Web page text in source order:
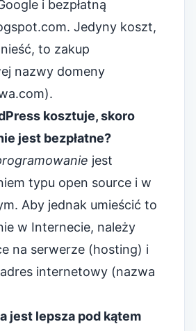
i bezpłatną
Jedyny koszt,
to zakup
nazwy domeny
kosztuje, skoro
jest bezpłatne?
jest
typu open source i w
Aby jednak umieścić to
w Internecie, należy
na serwerze (hosting) i
internetowy (nazwa
jest lepsza pod kątem